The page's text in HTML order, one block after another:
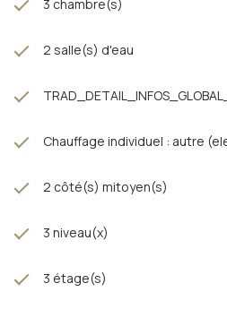
3 chambre(s)
2 salle(s) d'eau
Chauffage individuel : autre
2 côté(s) mitoyen(s)
3 niveau(x)
3 étage(s)